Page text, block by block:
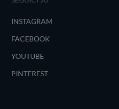
INSTAGRAM
FACEBOOK
YOUTUBE
PINTEREST